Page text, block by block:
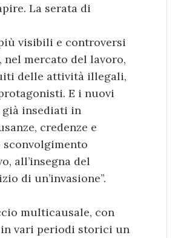
La serata di
visibili e controversi
mercato del lavoro,
delle attività illegali,
E i nuovi
insediati in
credenze e
all’insegna del
di un’invasione”.
multicausale, con
vari periodi storici un